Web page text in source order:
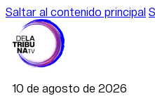
Saltar al contenido principal
10 de agosto de 2026